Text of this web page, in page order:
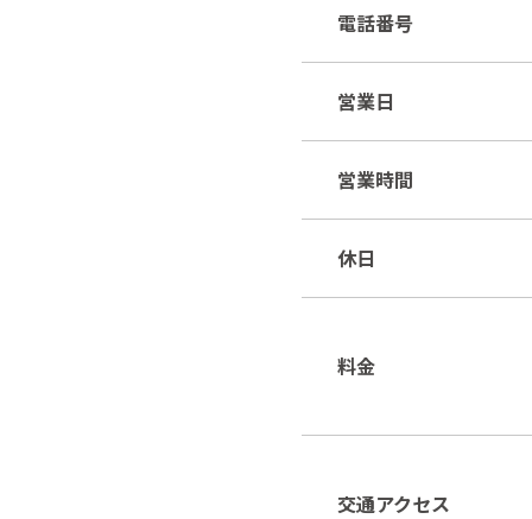
電話番号
営業日
営業時間
休日
料金
交通アクセス